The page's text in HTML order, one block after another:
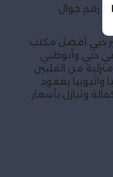
رقم جوال
مكتب تدبير دبي أفضل مكتب
دبي وأبوظبي
من الفلبين
واثيوبيا بعقود
وتنازل بأسعار